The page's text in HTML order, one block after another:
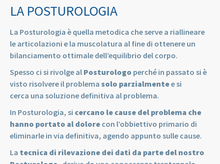
LA POSTUROLOGIA
La Posturologia è quella metodica che serve a riallineare
le articolazioni e la muscolatura al fine di ottenere un
bilanciamento ottimale dell’equilibrio del corpo.
Spesso ci si rivolge al Posturologo perché in passato si è
visto risolvere il problema solo parzialmentee si
cerca una soluzione definitiva al problema.
In Posturologia, si cercano le cause del problema che
hanno portato al dolore con l’obbiettivo primario di
eliminarle in via definitiva, agendo appunto sulle cause.
La tecnica di rilevazione dei dati da parte del nostro